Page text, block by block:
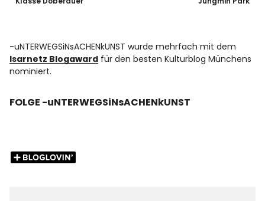
-uNTERWEGSiNsACHENkUNST wurde mehrfach mit dem
Isarnetz Blogaward für den besten Kulturblog Münchens
nominiert.
FOLGE -uNTERWEGSiNsACHENkUNST